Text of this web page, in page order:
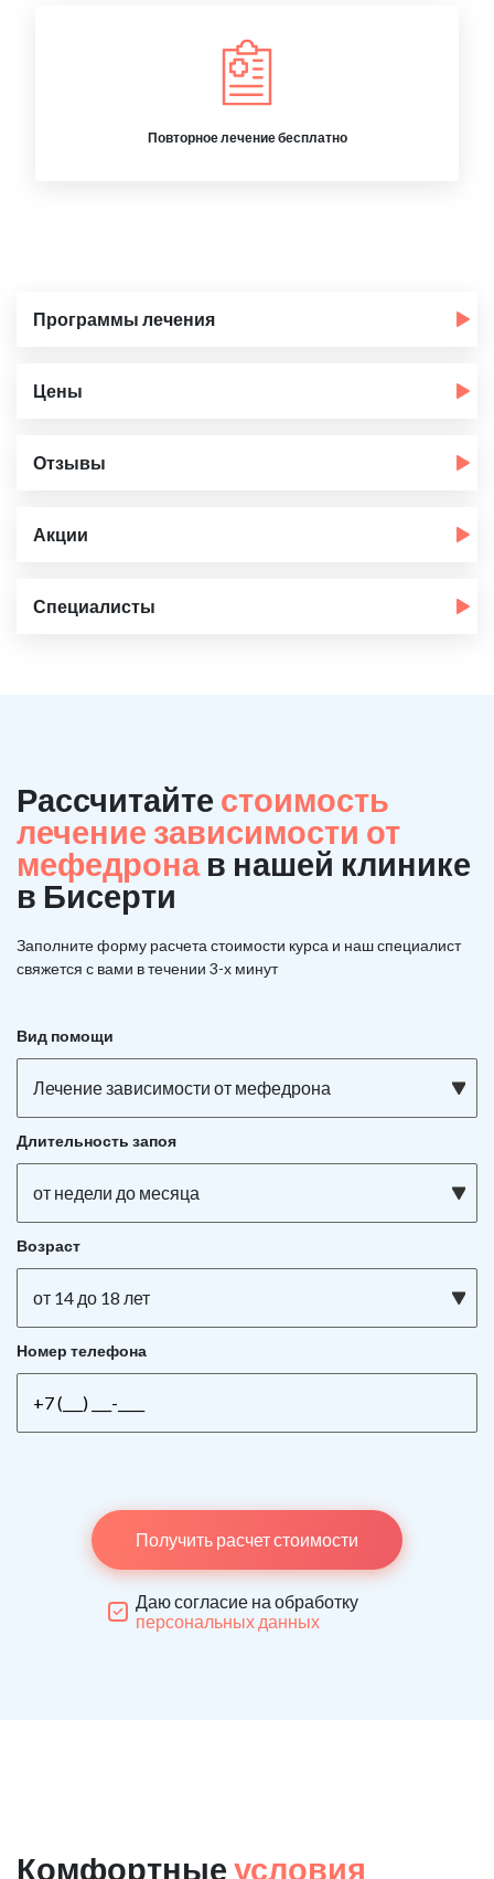
Повторное лечение бесплатно
Программы лечения
Цены
Отзывы
Акции
Специалисты
Рассчитайте стоимость
лечение зависимости от
мефедрона в нашей клинике
в Бисерти
Заполните форму расчета стоимости курса и наш специалист
свяжется с вами в течении 3-х минут
Вид помощи
Лечение зависимости от мефедрона
Длительность запоя
от недели до месяца
Возраст
от 14 до 18 лет
Номер телефона
Получить расчет стоимости
Даю согласие на обработку
персональных данных
Комфортные условия